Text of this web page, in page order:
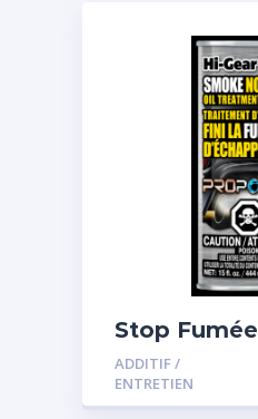
Stop Fumée
ADDITIF /
ENTRETIEN